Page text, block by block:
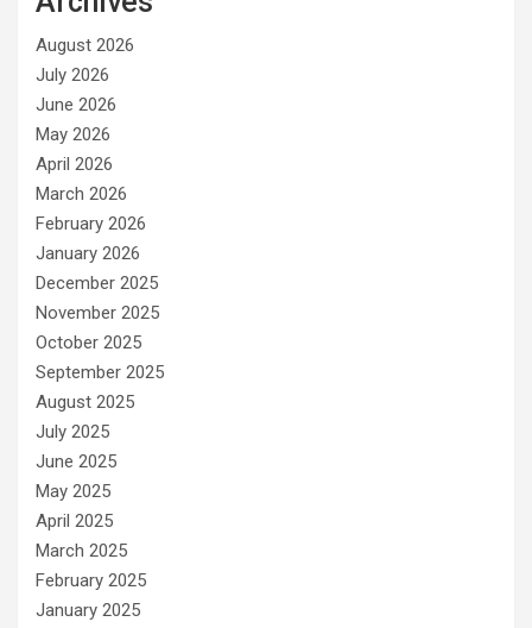
August 2026
July 2026
June 2026
May 2026
April 2026
March 2026
February 2026
January 2026
December 2025
November 2025
October 2025
September 2025
August 2025
July 2025
June 2025
May 2025
April 2025
March 2025
February 2025
January 2025